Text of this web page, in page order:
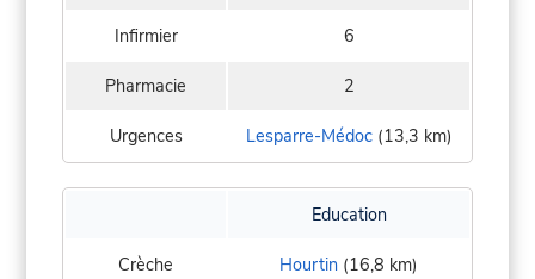
Infirmier 6
Pharmacie 2
Urgences Lesparre-Médoc(13,3 km)
Education
Crèche Hourtin (16,8 km)